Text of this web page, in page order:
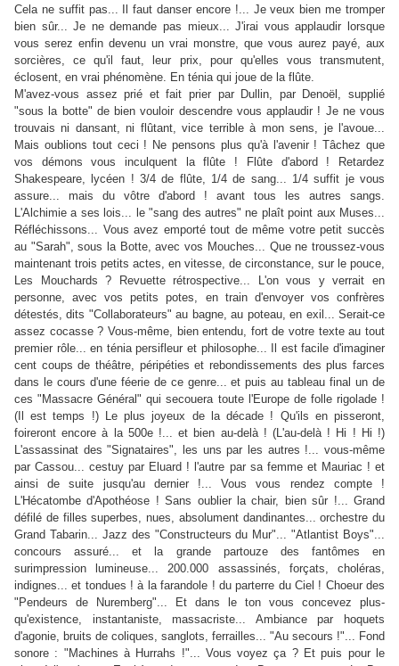
Cela ne suffit pas... Il faut danser encore !... Je veux bien me tromper
bien sûr... Je ne demande pas mieux... J'irai vous applaudir lorsque
vous serez enfin devenu un vrai monstre, que vous aurez payé, aux
sorcières, ce qu'il faut, leur prix, pour qu'elles vous transmutent,
éclosent, en vrai phénomène. En ténia qui joue de la flûte.
M'avez-vous assez prié et fait prier par Dullin, par Denoël, supplié
"sous la botte" de bien vouloir descendre vous applaudir ! Je ne vous
trouvais ni dansant, ni flûtant, vice terrible à mon sens, je l'avoue...
Mais oublions tout ceci ! Ne pensons plus qu'à l'avenir ! Tâchez que
vos démons vous inculquent la flûte ! Flûte d'abord ! Retardez
Shakespeare, lycéen ! 3/4 de flûte, 1/4 de sang... 1/4 suffit je vous
assure... mais du vôtre d'abord ! avant tous les autres sangs.
L'Alchimie a ses lois... le "sang des autres" ne plaît point aux Muses...
Réfléchissons... Vous avez emporté tout de même votre petit succès
au "Sarah", sous la Botte, avec vos Mouches... Que ne troussez-vous
maintenant trois petits actes, en vitesse, de circonstance, sur le pouce,
Les Mouchards ? Revuette rétrospective... L'on vous y verrait en
personne, avec vos petits potes, en train d'envoyer vos confrères
détestés, dits "Collaborateurs" au bagne, au poteau, en exil... Serait-ce
assez cocasse ? Vous-même, bien entendu, fort de votre texte au tout
premier rôle... en ténia persifleur et philosophe... Il est facile d'imaginer
cent coups de théâtre, péripéties et rebondissements des plus farces
dans le cours d'une féerie de ce genre... et puis au tableau final un de
ces "Massacre Général" qui secouera toute l'Europe de folle rigolade !
(Il est temps !) Le plus joyeux de la décade ! Qu'ils en pisseront,
foireront encore à la 500e !... et bien au-delà ! (L'au-delà ! Hi ! Hi !)
L'assassinat des "Signataires", les uns par les autres !... vous-même
par Cassou... cestuy par Eluard ! l'autre par sa femme et Mauriac ! et
ainsi de suite jusqu'au dernier !... Vous vous rendez compte !
L'Hécatombe d'Apothéose ! Sans oublier la chair, bien sûr !... Grand
défilé de filles superbes, nues, absolument dandinantes... orchestre du
Grand Tabarin... Jazz des "Constructeurs du Mur"... "Atlantist Boys"...
concours assuré... et la grande partouze des fantômes en
surimpression lumineuse... 200.000 assassinés, forçats, choléras,
indignes... et tondues ! à la farandole ! du parterre du Ciel ! Choeur des
"Pendeurs de Nuremberg"... Et dans le ton vous concevez plus-
qu'existence, instantaniste, massacriste... Ambiance par hoquets
d'agonie, bruits de coliques, sanglots, ferrailles... "Au secours !"... Fond
sonore : "Machines à Hurrahs !"... Vous voyez ça ? Et puis pour le